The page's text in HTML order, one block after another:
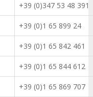
+39 (0)347 53 48 391
+39 (0)1 65 899 24
+39 (0)1 65 842 461
+39 (0)1 65 844 612
+39 (0)1 65 869 707